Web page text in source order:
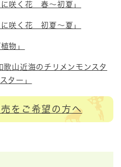
咲く花 春～初夏」
咲く花 初夏～夏」
物」
山近海のチリメンモンスタ
ター」
をご希望の方へ